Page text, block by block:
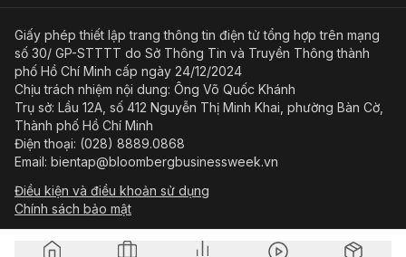
Giấy phép thiết lập trang thông tin điện tử tổng hợp trên mạng
số 30/ GP-STTTT do Sở Thông Tin và Truyền Thông thành
phố Hồ Chí Minh cấp ngày 24/12/2024
Chịu trách nhiệm nội dung: Ông Võ Quốc Khánh
Trụ sở: Lầu 12A, số 412 Nguyễn Thị Minh Khai, phường Bàn Cờ,
Thành phố Hồ Chí Minh
Điện thoại: (028) 8889.0868
Email: bientap@bloombergbusinessweek.vn
Điều kiện và điều khoản sử dụng
Chính sách bảo mật
© Copyright 2023-2026 Công ty Cổ phần Beacon Asia Media